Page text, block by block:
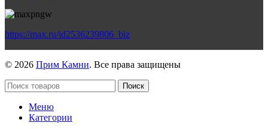
https://max.ru/id2536239806_biz
© 2026 Прим Камни. Все права защищены
Поиск
Меню
Категории